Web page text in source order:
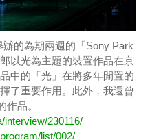
的為期兩週的「Sony Park
以光為主題的裝置作品在京
中的「光」在將多年閒置的
了重要作用。此外，我還曾
品。
230116/
list/002/